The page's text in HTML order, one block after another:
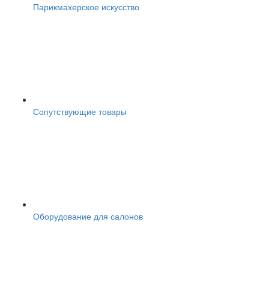
Парикмахерское искусство
Сопутствующие товары
Оборудование для салонов